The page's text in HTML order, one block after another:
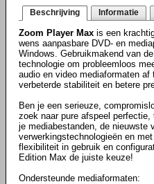
Beschrijving Informatie
Zoom Player Max is een
wens aanpasbare DVD- en
Windows. Gebruikmakend van
technologie om probleemloos
audio en video mediaformaten af
verbeterde stabiliteit en betere
Ben je een serieuze,
zoek naar pure afspeel
je mediabestanden, de nieuwste
verwerkingstechnologieën en
flexibiliteit in gebruik en
Edition Max de juiste keuze!
Ondersteunde mediaformaten: